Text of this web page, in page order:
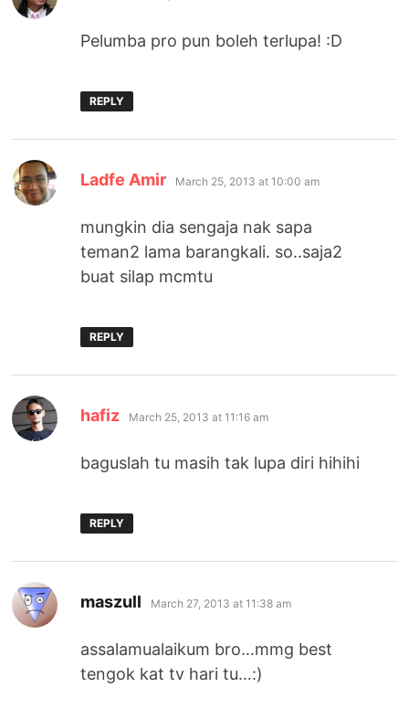
Pelumba pro pun boleh terlupa! :D
REPLY
Ladfe Amir says:
March 25, 2013 at 10:00 am
mungkin dia sengaja nak sapa
teman2 lama barangkali. so..saja2
buat silap mcmtu
REPLY
hafiz says:
March 25, 2013 at 11:16 am
baguslah tu masih tak lupa diri hihihi
REPLY
maszull says:
March 27, 2013 at 11:38 am
assalamualaikum bro…mmg best
tengok kat tv hari tu…:)